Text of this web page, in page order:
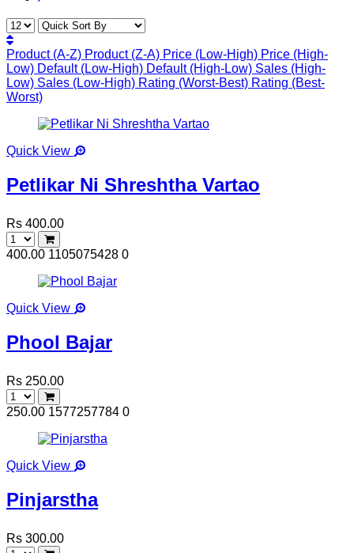
Product (A-Z) Product (Z-A) Price (Low-High) Price (High-
Low) Default (Low-High) Default (High-Low) Sales (High-
Low) Sales (Low-High) Rating (Worst-Best) Rating (Best-
Worst)
Quick View
Petlikar Ni Shreshtha Vartao
Rs 400.00
400.00 1105075428 0
Quick View
Phool Bajar
Rs 250.00
250.00 1577257784 0
Quick View
Pinjarstha
Rs 300.00